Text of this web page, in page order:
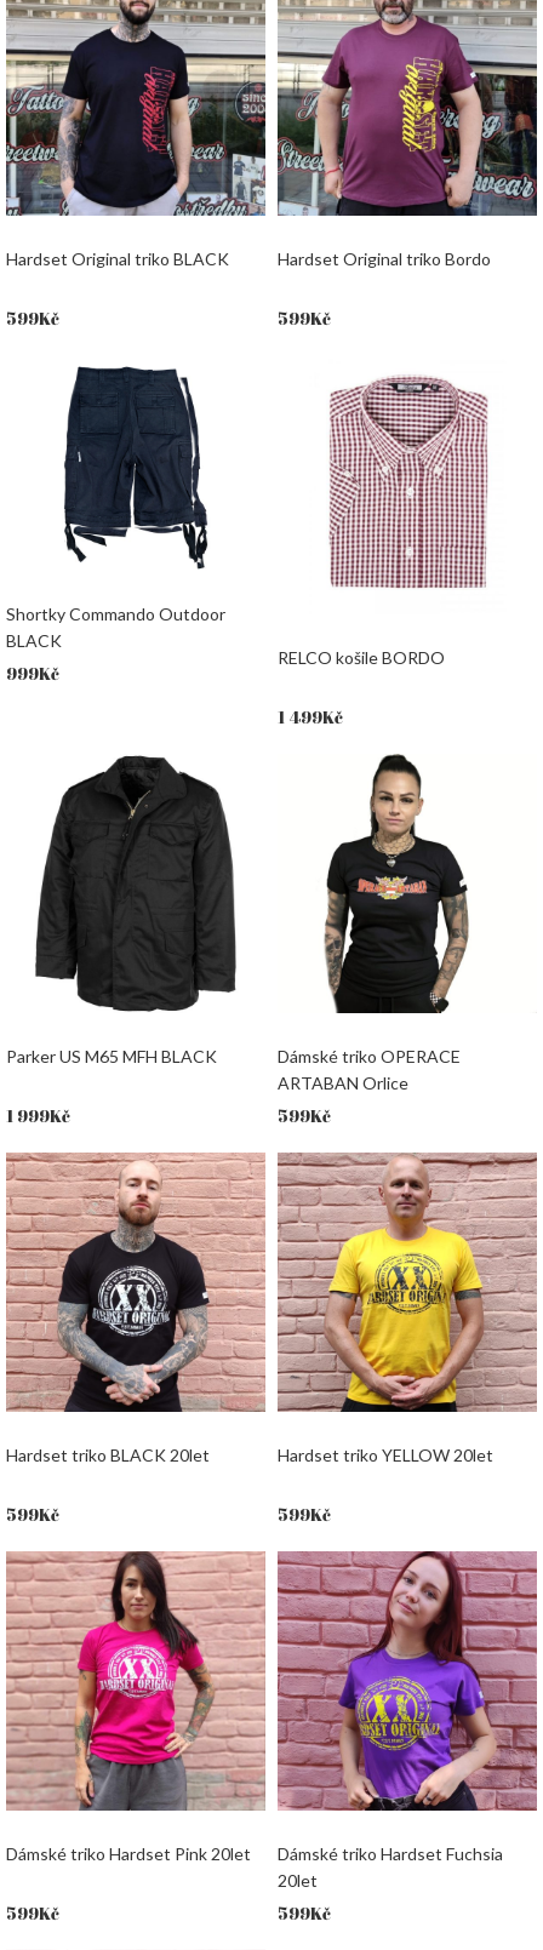
Hardset Original triko BLACK
599Kč
Hardset Original triko Bordo
599Kč
Shortky Commando Outdoor
BLACK
999Kč
RELCO košile BORDO
1 499Kč
Parker US M65 MFH BLACK
1 999Kč
Dámské triko OPERACE
ARTABAN Orlice
599Kč
Hardset triko BLACK 20let
599Kč
Hardset triko YELLOW 20let
599Kč
Dámské triko Hardset Pink 20let
599Kč
Dámské triko Hardset Fuchsia
20let
599Kč